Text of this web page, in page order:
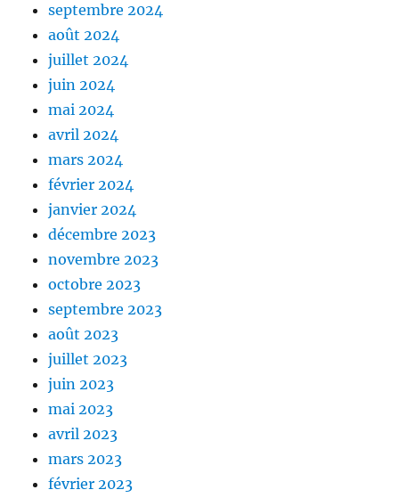
septembre 2024
août 2024
juillet 2024
juin 2024
mai 2024
avril 2024
mars 2024
février 2024
janvier 2024
décembre 2023
novembre 2023
octobre 2023
septembre 2023
août 2023
juillet 2023
juin 2023
mai 2023
avril 2023
mars 2023
février 2023